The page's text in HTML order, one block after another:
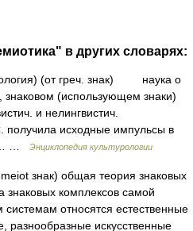
в других словарях:
(от греч. знак) наука о
знаковом (использующем знаки)
и нелингвистич.
исходные импульсы в
…
Энциклопедия культурологии
знак) общая теория знаковых
знаковых комплексов самой
относятся естественные
разнообразные искусственные